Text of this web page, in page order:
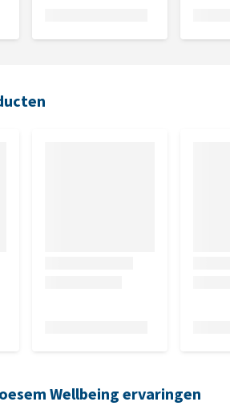
Wellbeing ervaringen